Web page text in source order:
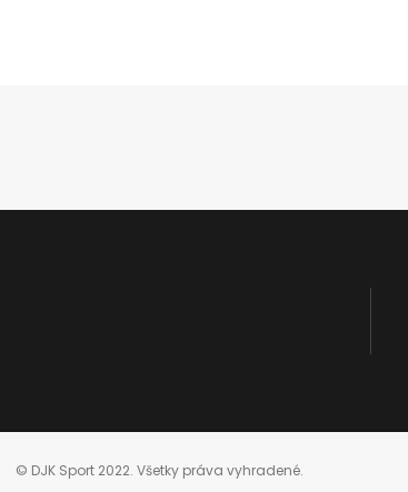
© DJK Sport 2022. Všetky práva vyhradené.